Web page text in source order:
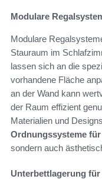
Modulare
Modulare
Stauraum im
lassen sich an die
vorhandene Fläche
an der Wand kann
der Raum effizient
Materialien und
Ordnungssysteme
sondern auch
Unterbettlagerung